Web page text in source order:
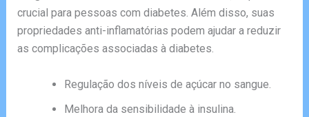
crucial para pessoas com diabetes. Além disso, suas
propriedades anti-inflamatórias podem ajudar a reduzir
as complicações associadas à diabetes.
Regulação dos níveis de açúcar no sangue.
Melhora da sensibilidade à insulina.